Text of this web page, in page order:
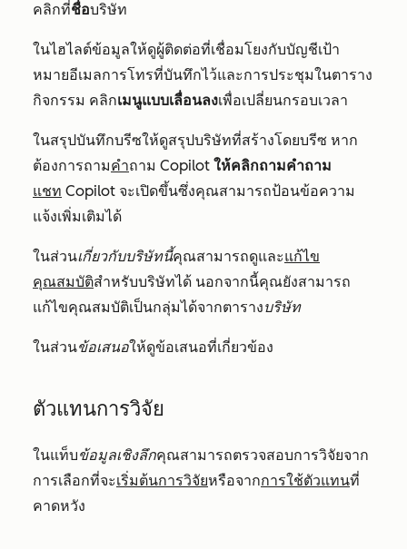
คลิกที่ชื่อบริษัท
ในไฮไลต์ข้อมูลให้ดูผู้ติดต่อที่เชื่อมโยงกับบัญชีเป้า
หมายอีเมลการโทรที่บันทึกไว้และการประชุมในตาราง
กิจกรรม คลิกเมนูแบบเลื่อนลงเพื่อเปลี่ยนกรอบเวลา
ในสรุปบันทึกบรีซให้ดูสรุปบริษัทที่สร้างโดยบรีซ หาก
ต้องการถามคำถาม Copilot ให้คลิกถามคำถาม
แชท Copilot จะเปิดขึ้นซึ่งคุณสามารถป้อนข้อความ
แจ้งเพิ่มเติมได้
ในส่วนเกี่ยวกับบริษัทนี้คุณสามารถดูและแก้ไข
คุณสมบัติสำหรับบริษัทได้ นอกจากนี้คุณยังสามารถ
แก้ไขคุณสมบัติเป็นกลุ่มได้จากตารางบริษัท
ในส่วนข้อเสนอให้ดูข้อเสนอที่เกี่ยวข้อง
ตัวแทนการวิจัย
ในแท็บข้อมูลเชิงลึกคุณสามารถตรวจสอบการวิจัยจาก
การเลือกที่จะเริ่มต้นการวิจัยหรือจากการใช้ตัวแทนที่
คาดหวัง